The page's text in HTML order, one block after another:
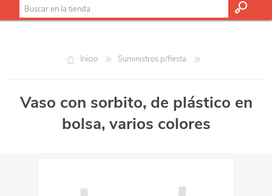
Inicio Suministros p/fiesta
Vaso con sorbito, de plástico en
bolsa, varios colores